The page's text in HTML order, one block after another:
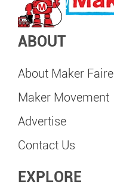
ABOUT
About Maker Faire
Maker Movement
Advertise
Contact Us
EXPLORE